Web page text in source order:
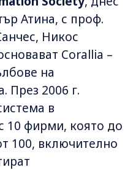
Атина, с проф.
Никос
Corallia –
на
През 2006 г.
в
10 фирми, която до
100, включително